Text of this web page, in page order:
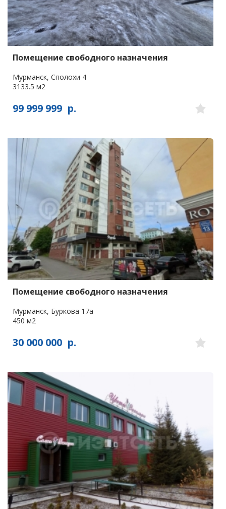
Помещение свободного назначения
Мурманск, Сполохи 4
3133.5 м2
99 999 999 р.
Помещение свободного назначения
Мурманск, Буркова 17а
450 м2
30 000 000 р.